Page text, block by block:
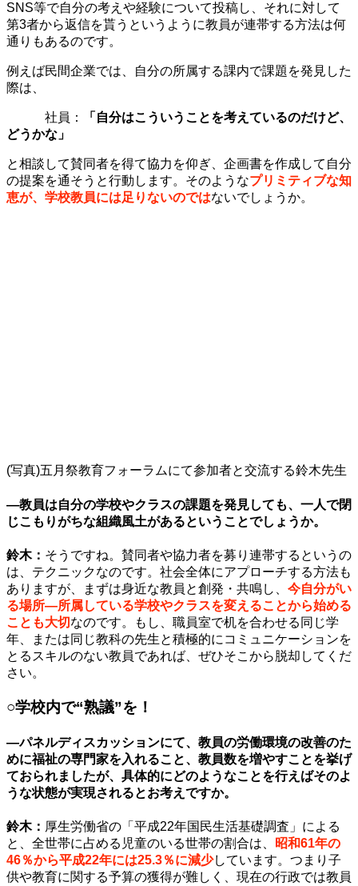
SNS等で自分の考えや経験について投稿し、それに対して
第3者から返信を貰うというように教員が連帯する方法は何
通りもあるのです。
例えば民間企業では、自分の所属する課内で課題を発見した
際は、
社員：
「自分はこういうことを考えているのだけど、
どうかな」
と相談して賛同者を得て協力を仰ぎ、企画書を作成して自分
の提案を通そうと行動します。そのようなプリミティブな知
恵が、学校教員には足りないのではないでしょうか。
(写真)五月祭教育フォーラムにて参加者と交流する鈴木先生
—教員は自分の学校やクラスの課題を発見しても、一人で閉
じこもりがちな組織風土があるということでしょうか。
鈴木： そうですね。賛同者や協力者を募り連帯するというの
は、テクニックなのです。社会全体にアプローチする方法も
ありますが、まずは身近な教員と創発・共鳴し、 今自分がい
る場所—所属している学校やクラスを変えることから始める
ことも大切なのです。もし、職員室で机を合わせる同じ学
年、または同じ教科の先生と積極的にコミュニケーションを
とるスキルのない教員であれば、ぜひそこから脱却してくだ
さい。
○学校内で“熟議”を！
—パネルディスカッションにて、教員の労働環境の改善のた
めに福祉の専門家を入れること、教員数を増やすことを挙げ
ておられましたが、具体的にどのようなことを行えばそのよ
うな状態が実現されるとお考えですか。
鈴木： 厚生労働省の「平成22年国民生活基礎調査」による
と、全世帯に占める児童のいる世帯の割合は、
昭和61年の
46％から平成22年には25.3％に減少しています。つまり子
供や教育に関する予算の獲得が難しく、現在の行政では教員